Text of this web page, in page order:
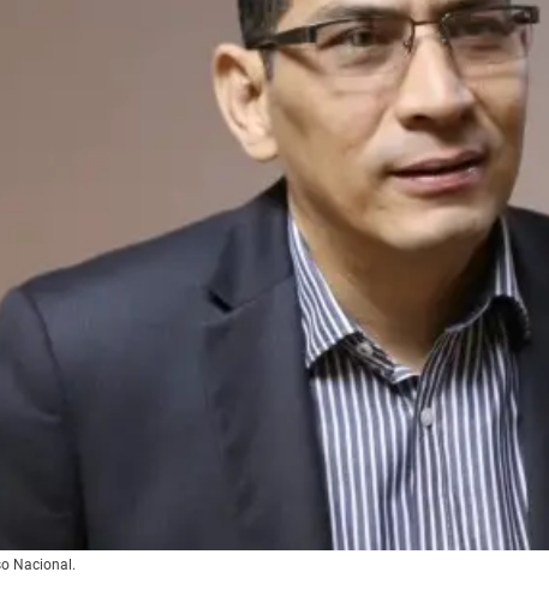
Nacional.